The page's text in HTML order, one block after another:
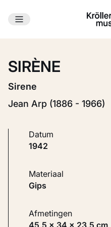
Ga naar hoofdinhoud
SIRÈNE
Sirene
Jean Arp (1886 - 1966)
Datum
1942
Materiaal
Gips
Afmetingen
45,5 × 34 × 23,5 cm